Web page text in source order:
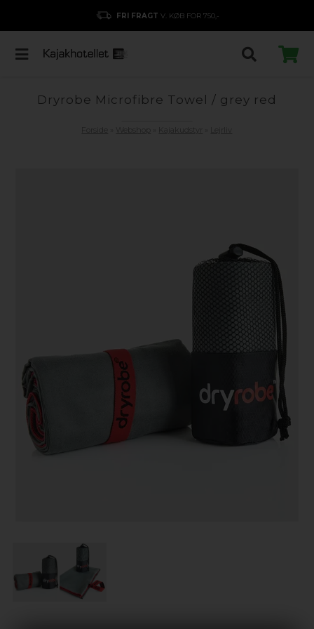
FRI FRAGT V. KØB FOR 750,-
Dryrobe Microfibre Towel / grey red